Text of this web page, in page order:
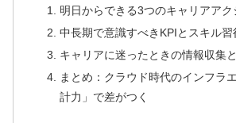
明日からできる3つのキャリアアク
中長期で意識すべきKPIとスキル
キャリアに迷ったときの情報収集
まとめ：クラウド時代のインフラ
計力」で差がつく